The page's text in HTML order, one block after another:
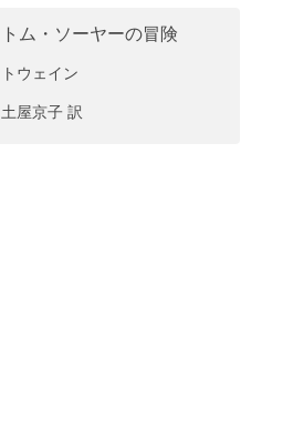
トム・ソーヤーの冒険
トウェイン
土屋京子 訳